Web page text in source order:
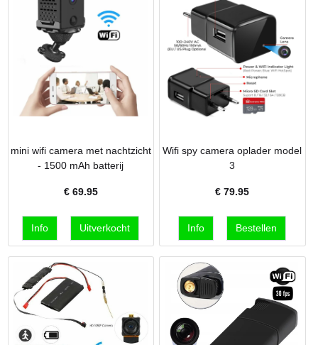
mini wifi camera met nachtzicht
- 1500 mAh batterij
€ 69.95
Wifi spy camera oplader model
3
€79.95